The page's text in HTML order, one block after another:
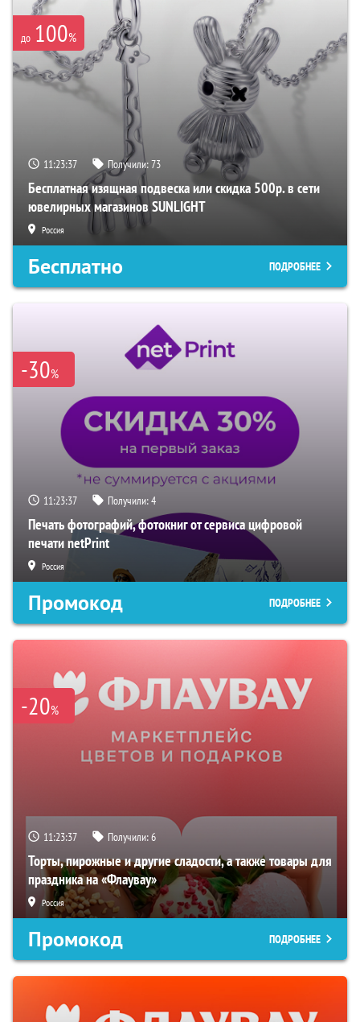
до 100%
11:23:36 Получили:73
Бесплатная изящная подвеска или скидка 500р. в сети
ювелирных магазинов SUNLIGHT
Россия
Бесплатно ПОДРОБНЕЕ
-30%
11:23:36 Получили:4
Печать фотографий, фотокниг от сервиса цифровой
печати netPrint
Россия
Промокод ПОДРОБНЕЕ
-20%
11:23:36 Получили:6
Торты, пирожные и другие сладости, а также товары для
праздника на «Флаувау»
Россия
Промокод ПОДРОБНЕЕ